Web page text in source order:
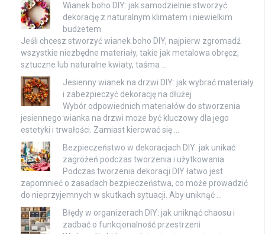
Wianek boho DIY: jak samodzielnie stworzyć
dekorację z naturalnym klimatem i niewielkim
budżetem
Jeśli chcesz stworzyć wianek boho DIY, najpierw zgromadź
wszystkie niezbędne materiały, takie jak metalowa obręcz,
sztuczne lub naturalne kwiaty, taśma …
Jesienny wianek na drzwi DIY: jak wybrać materiały
i zabezpieczyć dekorację na dłużej
Wybór odpowiednich materiałów do stworzenia
jesiennego wianka na drzwi może być kluczowy dla jego
estetyki i trwałości. Zamiast kierować się …
Bezpieczeństwo w dekoracjach DIY: jak unikać
zagrożeń podczas tworzenia i użytkowania
Podczas tworzenia dekoracji DIY łatwo jest
zapomnieć o zasadach bezpieczeństwa, co może prowadzić
do nieprzyjemnych w skutkach sytuacji. Aby uniknąć …
Błędy w organizerach DIY: jak uniknąć chaosu i
zadbać o funkcjonalność przestrzeni